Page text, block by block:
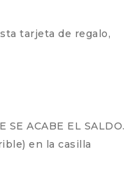
tarjeta de regalo,
ACABE EL SALDO.
en la casilla